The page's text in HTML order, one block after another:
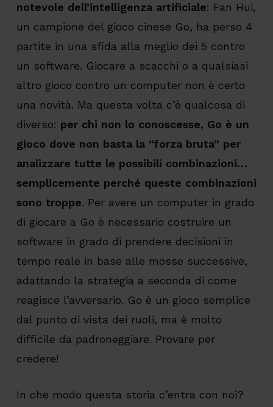
notevole dell’intelligenza artificiale: Fan Hui,
un campione del gioco cinese Go, ha perso 4
partite in una sfida alla meglio dei 5 contro
un software. Giocare a scacchi o a qualsiasi
altro gioco contro un computer non è certo
una novità. Ma questa volta c’è qualcosa di
diverso: per chi non lo conoscesse, Go è un
gioco dove non basta la “forza bruta” per
analizzare tutte le possibili combinazioni…
semplicemente perché queste combinazioni
sono troppe. Per avere un computer in grado
di giocare a Go è necessario costruire un
software in grado di prendere decisioni in
tempo reale in base alle mosse successive,
adattando la strategia a seconda di come
reagisce l’avversario. Go è un gioco semplice
dal punto di vista dei ruoli, ma è molto
difficile da padroneggiare. Provare per
credere!
In che modo questa storia c’entra con noi?